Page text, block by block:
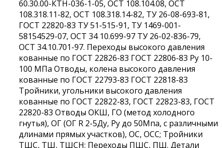
60.30.00-КТН-036-1-05, ОСТ 108.104.08, ОСТ
108.318.11-82, ОСТ 108.318.14-82, ТУ 26-08-693-81,
ГОСТ 22820-83 ТУ 51-515-91, ТУ 1469-001-
58154529-07, ОСТ 34 10.699-97 ТУ 26-02-836-79,
ОСТ 34.10.701-97. Переходы высокого давления
кованные по ГОСТ 22826-83 ГОСТ 22806-83 Ру 10-
100 МПа Отводы, колена высокого давления
кованные по ГОСТ 22793-83 ГОСТ 22818-83
Тройники, угольники высокого давления
кованные по ГОСТ 22822-83, ГОСТ 22823-83, ГОСТ
22820-83 Отводы ОКШ, ГО (метод холодного
гнутья), ОГ (ОГ R 2-5Ду, Ру до 50Мпа, с различными
длинами прямых участков), ОС, ОСС; Тройники
ТШС, ТШ, ТШСН; Переходы ПШС, ПШ. Детали